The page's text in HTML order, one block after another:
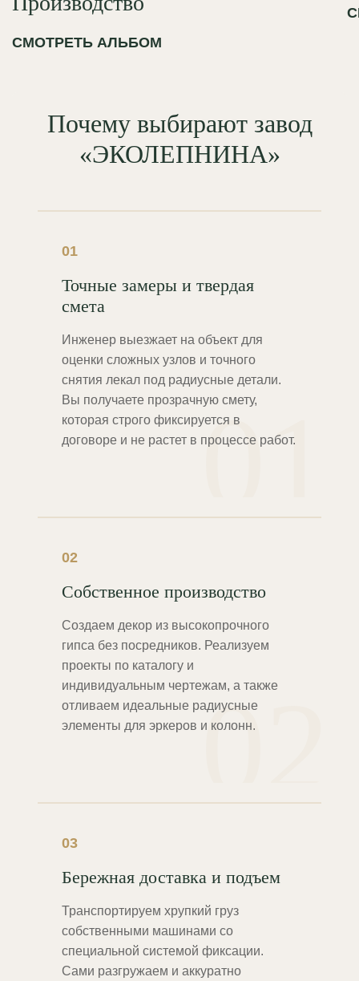
СМОТРЕТЬ АЛЬБОМ
Почему выбирают завод
«ЭКОЛЕПНИНА»
01
01
Точные замеры и твердая
смета
Инженер выезжает на объект для
оценки сложных узлов и точного
снятия лекал под радиусные детали.
Вы получаете прозрачную смету,
которая строго фиксируется в
договоре и не растет в процессе работ.
02
02
Собственное производство
Создаем декор из высокопрочного
гипса без посредников. Реализуем
проекты по каталогу и
индивидуальным чертежам, а также
отливаем идеальные радиусные
элементы для эркеров и колонн.
03
Бережная доставка и подъем
Транспортируем хрупкий груз
собственными машинами со
специальной системой фиксации.
Сами разгружаем и аккуратно